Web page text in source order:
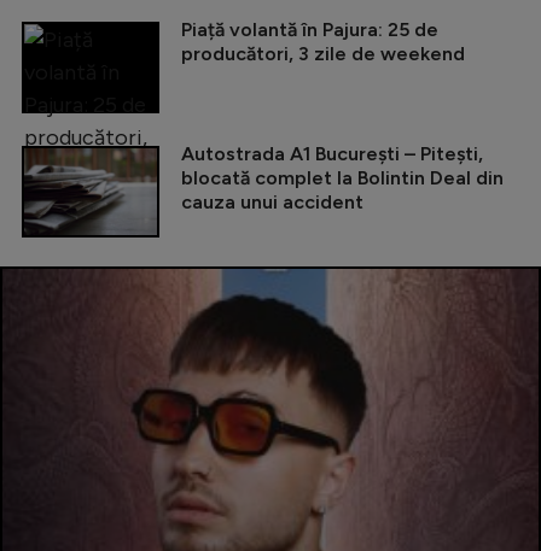
Piață volantă în Pajura: 25 de
producători, 3 zile de weekend
Autostrada A1 București – Pitești,
blocată complet la Bolintin Deal din
cauza unui accident